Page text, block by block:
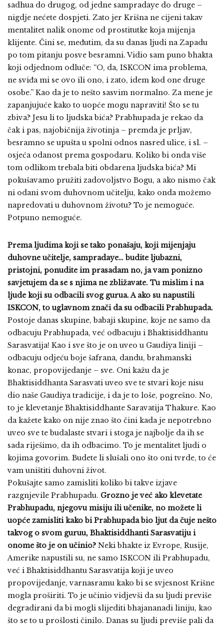
sadhua do drugog, od jedne sampradaye do druge –
nigdje nećete dospjeti. Zato jer Krišna ne cijeni takav
mentalitet nalik onome od prostitutke koja mijenja
klijente. Čini se, međutim, da su danas ljudi na Zapadu
po tom pitanju posve besramni. Vidio sam puno bhakta
koji odjednom odluče: “O, da, ISKCON ima problema,
ne sviđa mi se ovo ili ono, i zato, idem kod one druge
osobe.” Kao da je to nešto sasvim normalno. Za mene je
zapanjujuće kako to uopće mogu napraviti! Što se tu
zbiva? Jesu li to ljudska bića? Prabhupada je rekao da
čak i pas, najobičnija životinja – premda je prljav,
besramno se upušta u spolni odnos nasred ulice, i sl. –
osjeća odanost prema gospodaru. Koliko bi onda više
tom odlikom trebala biti obdarena ljudska bića? Mi
pokušavamo pružiti zadovoljstvo Bogu, a ako nismo čak
ni odani svom duhovnom učitelju, kako onda možemo
napredovati u duhovnom životu? To je nemoguće.
Potpuno nemoguće.
Prema ljudima koji se tako ponašaju, koji mijenjaju
duhovne učitelje, sampradaye… budite ljubazni,
pristojni, ponudite im prasadam no, ja vam ponizno
savjetujem da se s njima ne zbližavate. Tu mislim i na
ljude koji su odbacili svog gurua. A ako su napustili
ISKCON, to uglavnom znači da su odbacili Prabhupada.
Postoje danas skupine, babaji skupine, koje ne samo da
odbacuju Prabhupada, već odbacuju i Bhaktisiddhantu
Sarasvatija! Kao i sve što je on uveo u Gaudiya liniji –
odbacuju odjeću boje šafrana, dandu, brahmanski
konac, propovijedanje – sve. Oni kažu da je
Bhaktisiddhanta Sarasvati uveo sve te stvari koje nisu
dio naše Gaudiya tradicije, i da je to loše, pogrešno. No,
to je klevetanje Bhaktisiddhante Saravatija Thakure. Kao
da kažete kako on nije znao što čini kada je nepotrebno
uveo sve te budalaste stvari i stoga je najbolje da ih se
sada riješimo, da ih odbacimo. To je mentalitet ljudi o
kojima govorim. Budete li slušali ono što oni tvrde, to će
vam uništiti duhovni život.
Pokušajte samo zamisliti koliko bi takve izjave
razgnjevile Prabhupadu. Grozno je već ako klevetate
Prabhupadu, njegovu misiju ili učenike, no možete li
uopće zamisliti kako bi Prabhupada bio ljut da čuje nešto
takvog o svom guruu, Bhaktisiddhanti Sarasvatiju i
onome što je on učinio? Neki bhakte iz Evrope, Rusije,
Amerike napustili su, ne samo ISKCON ili Prabhupadu,
već i Bhaktisiddhantu Sarasvatija koji je uveo
propovijedanje, varnasramu kako bi se svjesnost Krišne
mogla proširiti. To je učinio vidjevši da su ljudi previše
degradirani da bi mogli slijediti bhajananadi liniju, kao
što se to u prošlosti činilo. Danas su ljudi previše pali da